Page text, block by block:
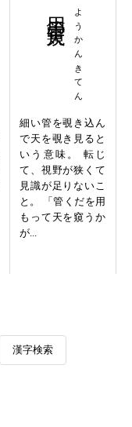
ようかんきてん
細い管を覗き込ん
で天を覗き見ると
いう意味。 転じ
て、視野が狭くて
見識が足りないこ
と。 「管くだを用
もって天を窺うか
が...
漢字検索